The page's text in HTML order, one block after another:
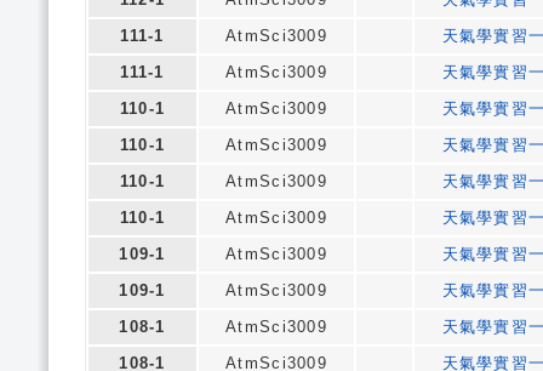
111-1
AtmSci3009
天氣學實習
111-1
AtmSci3009
天氣學實習
110-1
AtmSci3009
天氣學實習
110-1
AtmSci3009
天氣學實習
110-1
AtmSci3009
天氣學實習
110-1
AtmSci3009
天氣學實習
109-1
AtmSci3009
天氣學實習
109-1
AtmSci3009
天氣學實習
108-1
AtmSci3009
天氣學實習
108-1
AtmSci3009
天氣學實習